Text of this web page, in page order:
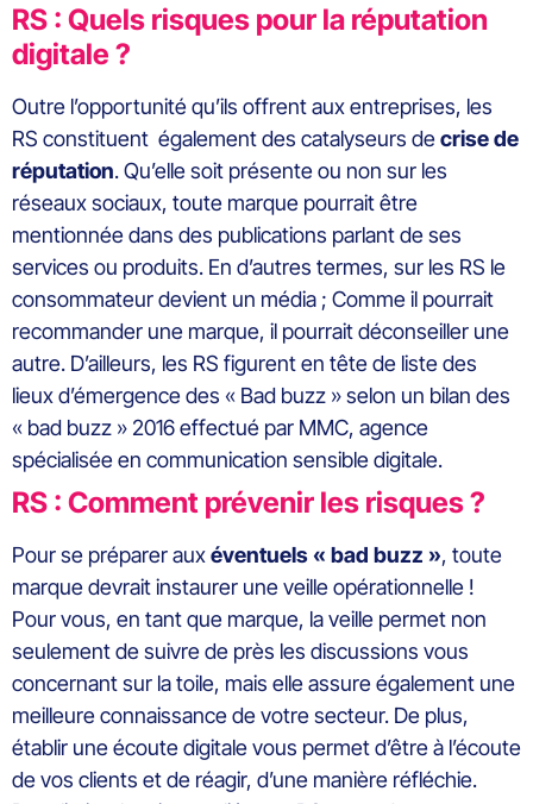
RS : Quels risques pour la réputation
digitale ?
Outre l’opportunité qu’ils offrent aux entreprises, les
RS constituent également des catalyseurs decrise de
réputation. Qu’elle soit présente ou non sur les
réseaux sociaux, toute marque pourrait être
mentionnée dans des publications parlant de ses
services ou produits. En d’autres termes, sur les RS le
consommateur devient un média ; Comme il pourrait
recommander une marque, il pourrait déconseiller une
autre. D’ailleurs, les RS figurent en tête de liste des
lieux d’émergence des « Bad buzz » selon un bilan des
« bad buzz » 2016 effectué par MMC, agence
spécialisée en communication sensible digitale.
RS : Comment prévenir les risques ?
Pour se préparer auxéventuels « bad buzz », toute
marque devrait instaurer une veille opérationnelle !
Pour vous, en tant que marque, la veille permet non
seulement de suivre de près les discussions vous
concernant sur la toile, mais elle assure également une
meilleure connaissance de votre secteur. De plus,
établir une écoute digitale vous permet d’être à l’écoute
de vos clients et de réagir, d’une manière réfléchie.